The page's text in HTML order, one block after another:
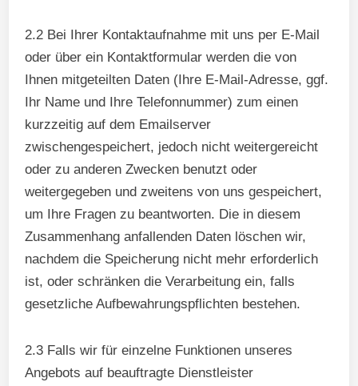
2.2 Bei Ihrer Kontaktaufnahme mit uns per E-Mail
oder über ein Kontaktformular werden die von
Ihnen mitgeteilten Daten (Ihre E-Mail-Adresse, ggf.
Ihr Name und Ihre Telefonnummer) zum einen
kurzzeitig auf dem Emailserver
zwischengespeichert, jedoch nicht weitergereicht
oder zu anderen Zwecken benutzt oder
weitergegeben und zweitens von uns gespeichert,
um Ihre Fragen zu beantworten. Die in diesem
Zusammenhang anfallenden Daten löschen wir,
nachdem die Speicherung nicht mehr erforderlich
ist, oder schränken die Verarbeitung ein, falls
gesetzliche Aufbewahrungspflichten bestehen.
2.3 Falls wir für einzelne Funktionen unseres
Angebots auf beauftragte Dienstleister